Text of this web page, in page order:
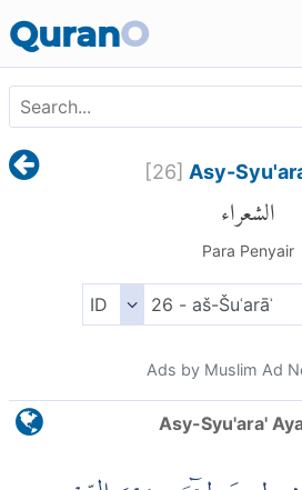
QuranO
[26] Asy-
الشعراء
Para Penyair
Ads by Muslim Ad
Asy-Syu'ara'